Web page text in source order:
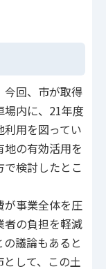
回、市が取得
場内に、21年度
用を図ってい
の有効活用を
検討したとこ
事業全体を圧
者の負担を軽減
議論もあると
して、この土